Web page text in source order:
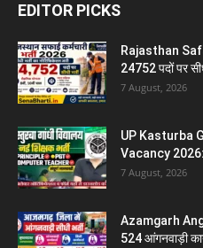
EDITOR PICKS
Rajasthan
24752 पदों पर
7 August, 2026
UP Kasturba
Vacancy 2026:
7 August, 2026
Azamgarh
524 आंगनवाड़ी